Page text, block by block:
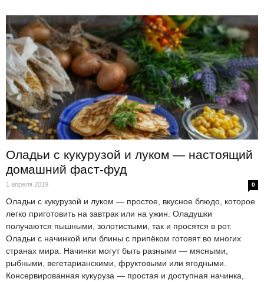
Оладьи с кукурузой и луком — настоящий
домашний фаст-фуд
1 апреля 2019 0
Оладьи с кукурузой и луком — простое, вкусное блюдо, которое
легко приготовить на завтрак или на ужин. Оладушки
получаются пышными, золотистыми, так и просятся в рот.
Оладьи с начинкой или блины с припёком готовят во многих
странах мира. Начинки могут быть разными — мясными,
рыбными, вегетарианскими, фруктовыми или ягодными.
Консервированная кукуруза — простая и доступная начинка,